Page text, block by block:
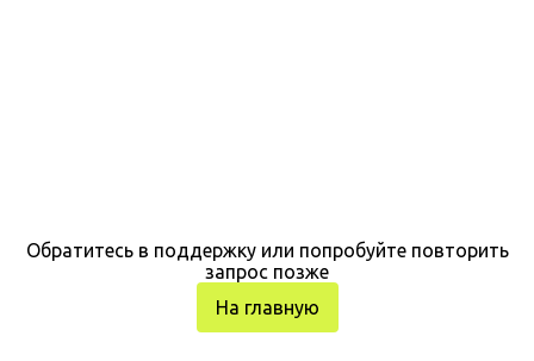
Обратитесь в поддержку или попробуйте повторить
запрос позже
На главную